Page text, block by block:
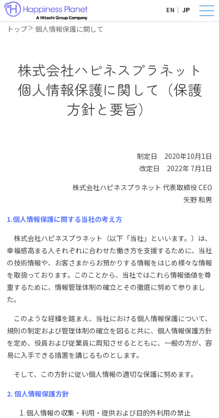
EN | JP
トップ 個人情報保護に関して
株式会社ハピネスプラネット
個人情報保護に関して（保護
方針と要旨）
制定日 2020年10月1日
改定日 2022年 7月1日
株式会社ハピネスプラネット 代表取締役 CEO
矢野 和男
1.個人情報保護に関する当社の考え方
株式会社ハピネスプラネット（以下「当社」といいます。）は、
幸福感高まる人それぞれに合わせた働き方を支援するために、当社
の技術情報や、お客さまからお預かりする情報をはじめ様々な情報
を取扱っております。このことから、当社ではこれら情報価値を尊
重するために、情報管理体制の確立とその徹底に努めて参りまし
た。
このような経緯を踏まえ、当社における個人情報保護について、
規則の制定および管理体制の確立を図ると共に、個人情報保護方針
を定め、役員および従業員に周知させるとともに、一般の方が、容
易に入手できる措置を講じるものとします。
そして、この方針に従い個人情報の適切な保護に努めます。
2. 個人情報保護方針
個人情報の収集・利用・提供および目的外利用の禁止